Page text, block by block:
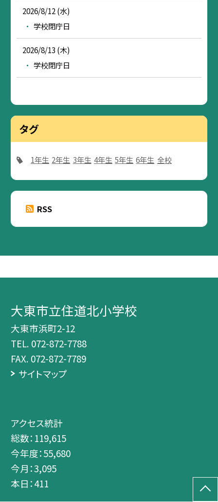
2026/8/12 (水)
学校閉庁日
2026/8/13 (木)
学校閉庁日
タグ
1年生 2年生 3年生 4年生 5年生 6年生 全校
RSS
大東市立住道北小学校
大東市浜町2-12
TEL. 072-872-7788
FAX. 072-872-7789
サイトマップ
アクセス統計
総数： 119,615
今年度：55,680
今月：3,095
本日：411